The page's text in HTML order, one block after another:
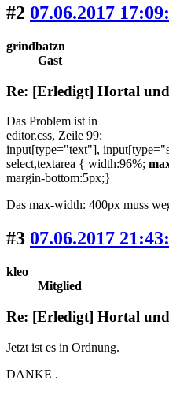
#2 07.06.2017
grindbatzn
Gast
Re: [Erledigt] Hortal
Das Problem ist in
editor.css, Zeile 99:
input[type="text"],
select,textarea { width:96%;
margin-bottom:5px;}
Das max-width: 400px muss
#3 07.06.2017
kleo
Mitglied
Re: [Erledigt] Hortal
Jetzt ist es in Ordnung.
DANKE .